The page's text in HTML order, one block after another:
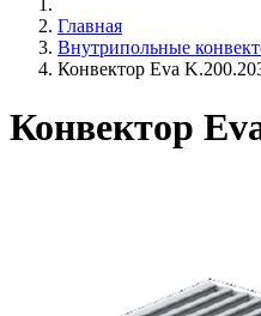
Главная
Внутрипольные
Конвектор Eva
Конвектор